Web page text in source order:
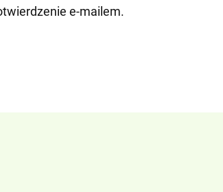
e-mailem.